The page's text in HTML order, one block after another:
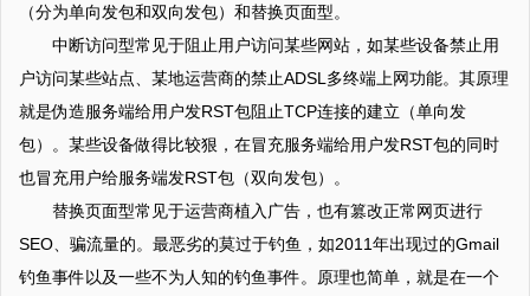
（分为单向发包和双向发包）和替换页面型。
中断访问型常见于阻止用户访问某些网站，如某些设备禁止用
户访问某些站点、某地运营商的禁止ADSL多终端上网功能。其原理
就是伪造服务端给用户发RST包阻止TCP连接的建立（单向发
包）。某些设备做得比较狠，在冒充服务端给用户发RST包的同时
也冒充用户给服务端发RST包（双向发包）。
替换页面型常见于运营商植入广告，也有篡改正常网页进行
SEO、骗流量的。最恶劣的莫过于钓鱼，如2011年出现过的Gmail
钓鱼事件以及一些不为人知的钓鱼事件。原理也简单，就是在一个